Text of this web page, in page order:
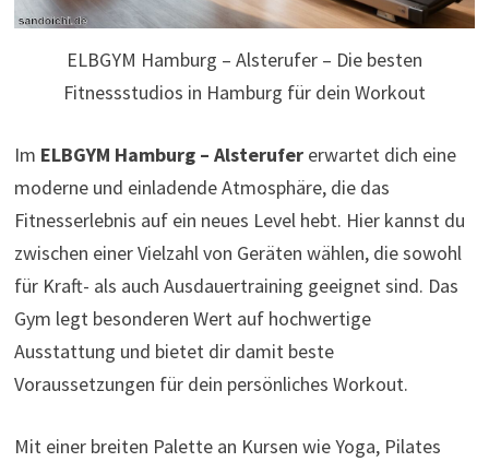
ELBGYM Hamburg – Alsterufer – Die besten
Fitnessstudios in Hamburg für dein Workout
Im ELBGYM Hamburg – Alsterufererwartet dich eine
moderne und einladende Atmosphäre, die das
Fitnesserlebnis auf ein neues Level hebt. Hier kannst du
zwischen einer Vielzahl von Geräten wählen, die sowohl
für Kraft- als auch Ausdauertraining geeignet sind. Das
Gym legt besonderen Wert auf hochwertige
Ausstattung und bietet dir damit beste
Voraussetzungen für dein persönliches Workout.
Mit einer breiten Palette an Kursen wie Yoga, Pilates